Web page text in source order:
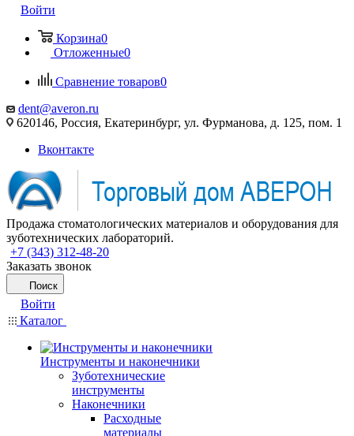
Войти
Корзина0
Отложенные0
Сравнение товаров0
dent@averon.ru
620146, Россия, Екатеринбург, ул. Фурманова, д. 125, пом. 1
Вконтакте
Продажа стоматологических материалов и оборудования для
зуботехнических лабораторий.
+7 (343) 312-48-20
Заказать звонок
Поиск
Войти
Каталог
Инструменты и наконечники
Зуботехнические
инструменты
Наконечники
Расходные
материалы